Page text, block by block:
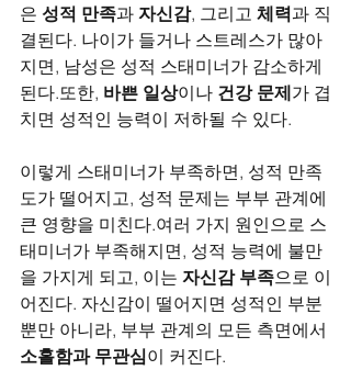
은 성적 만족과 자신감, 그리고 체력과 직
결된다. 나이가 들거나 스트레스가 많아
지면, 남성은 성적 스태미너가 감소하게
된다.또한, 바쁜 일상이나 건강 문제가 겹
치면 성적인 능력이 저하될 수 있다.
이렇게 스태미너가 부족하면, 성적 만족
도가 떨어지고, 성적 문제는 부부 관계에
큰 영향을 미친다.여러 가지 원인으로 스
태미너가 부족해지면, 성적 능력에 불만
을 가지게 되고, 이는 자신감 부족으로 이
어진다. 자신감이 떨어지면 성적인 부분
뿐만 아니라, 부부 관계의 모든 측면에서
소홀함과 무관심이 커진다.